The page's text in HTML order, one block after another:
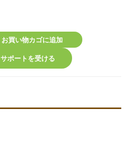
お買い物カゴに追加
サポートを受ける